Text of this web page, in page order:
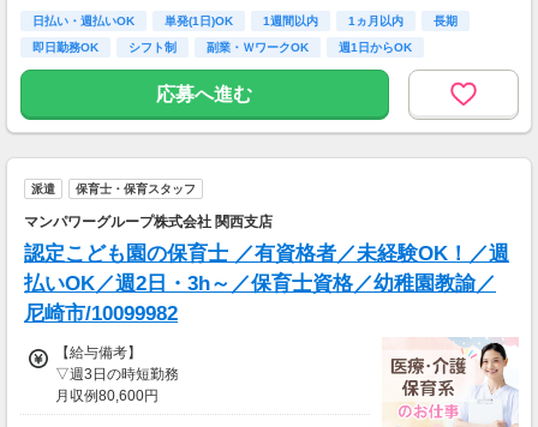
①②初回はお仕事に慣れて貰うため1勤務1現場
制～勤務が可能（研修※日給1万円～）
③スタッフ欠員などヘルプの場合のみ
≫≫給与お支払い
＊日・週払いの場合⇒即日全額手渡しOK
＊月払いの場合⇒手渡しor銀行振込
日払い・週払いOK 単発(1日)OK 1週間以内 1ヵ月以内
長期
即日勤務OK
シフト制 副業・ＷワークOK 週1日からOK
応募へ進む
派遣 保育士・保育スタッフ
マンパワーグループ株式会社 関西支店
認定こども園の保育士 ／有資格者／未経験OK！／週
払いOK／週2日・3h～／保育士資格／幼稚園教諭／
尼崎市/10099982
【給与備考】
▽週3日の時短勤務
月収例80,600円
（＝時給1,550円×1日4h×月13日）